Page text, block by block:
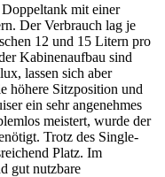
mit einer
Der Verbrauch lag je
12 und 15 Litern pro
Kabinenaufbau sind
lassen sich aber
höhere Sitzposition und
ein sehr angenehmes
meistert, wurde der
Trotz des Single-
Platz. Im
gut nutzbare